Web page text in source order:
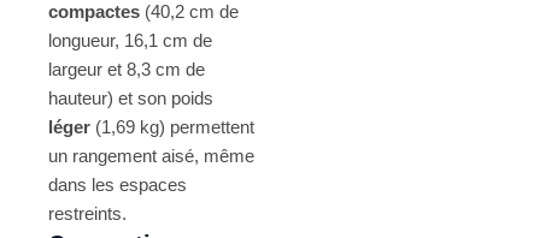
compactes (40,2 cm de
longueur, 16,1 cm de
largeur et 8,3 cm de
hauteur) et son poids
léger (1,69 kg) permettent
un rangement aisé, même
dans les espaces
restreints.